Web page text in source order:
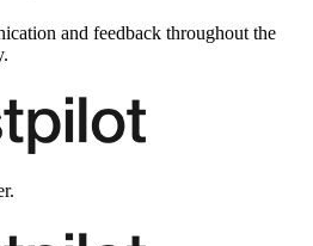
and feedback throughout the